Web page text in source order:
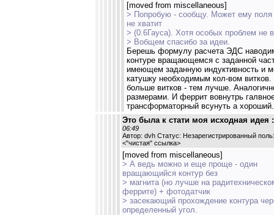
[moved from miscellaneous]
> Попробую - сообщу. Может ему
не хватит
> (0.6Гауса). Хотя особых проблем не
> Вобщем спасибо за идеи.
Берешь формулу расчета ЭДС
контуре вращающемся с заданной
имеющем заданную индуктивность и
катушку необходимым кол-вом
больше витков - тем лучше.
размерами. И феррит вовнутрь
трансформаторный всунуть а хороший.
Это была к стати моя исходная идея
06:49
Автор: dvh Статус: Незарегистрированный
<"чистая" ссылка>
[moved from miscellaneous]
> А ведь можно и еще проще - один
вращающийся контур без
> магнита (но лучше на
феррите) + фотодатчик
> засекающий прохождение контура
определенный угол.